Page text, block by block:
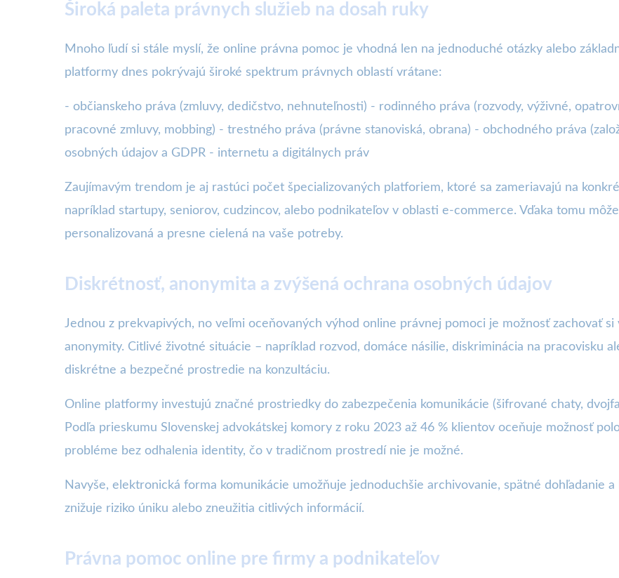
Široká paleta právnych služieb na dosah ruky
Mnoho ľudí si stále myslí, že online právna pomoc je vhodná len na jednoduché otázky alebo
platformy dnes pokrývajú široké spektrum právnych oblastí vrátane:
- občianskeho práva (zmluvy, dedičstvo, nehnuteľnosti) - rodinného práva (rozvody, výživné,
pracovné zmluvy, mobbing) - trestného práva (právne stanoviská, obrana) - obchodného práva
osobných údajov a GDPR - internetu a digitálnych práv
Zaujímavým trendom je aj rastúci počet špecializovaných platforiem, ktoré sa zameriavajú na
napríklad startupy, seniorov, cudzincov, alebo podnikateľov v oblasti e-commerce. Vďaka tomu
personalizovaná a presne cielená na vaše potreby.
Diskrétnosť, anonymita a zvýšená ochrana osobných údajov
Jednou z prekvapivých, no veľmi oceňovaných výhod online právnej pomoci je možnosť zachovať
anonymity. Citlivé životné situácie – napríklad rozvod, domáce násilie, diskriminácia na pracovisku
diskrétne a bezpečné prostredie na konzultáciu.
Online platformy investujú značné prostriedky do zabezpečenia komunikácie (šifrované chaty,
Podľa prieskumu Slovenskej advokátskej komory z roku 2023 až 46 % klientov oceňuje možnosť
probléme bez odhalenia identity, čo v tradičnom prostredí nie je možné.
Navyše, elektronická forma komunikácie umožňuje jednoduchšie archivovanie, spätné dohľadanie
znižuje riziko úniku alebo zneužitia citlivých informácií.
Právna pomoc online pre firmy a podnikateľov